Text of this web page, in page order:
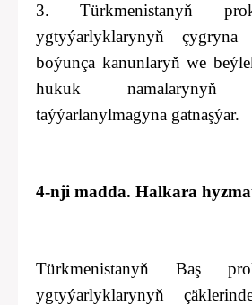
3. Türkmenistanyň
ygtyýarlyklarynyň
boýunça kanunlaryň we
hukuk namalarynyň
taýýarlanylmagyna gatnaşýar.
4-nji madda. Halkara
Türkmenistanyň Baş
ygtyýarlyklarynyň